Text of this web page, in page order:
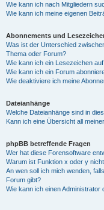
Wie kann ich nach Mitgliedern
Wie kann ich meine eigenen
Abonnements und
Was ist der Unterschied
Thema oder Forum?
Wie kann ich ein Lesezeichen
Wie kann ich ein Forum
Wie deaktiviere ich meine
Dateianhänge
Welche Dateianhänge sind in
Kann ich eine Übersicht all
phpBB betreffende Fragen
Wer hat diese Forensoftware
Warum ist Funktion x oder y
An wen soll ich mich wenden,
Forum gibt?
Wie kann ich einen